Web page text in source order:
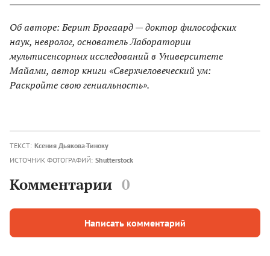
Об авторе: Берит Брогаард — доктор философских
наук, невролог, основатель Лаборатории
мультисенсорных исследований в Университете
Майами, автор книги «Сверхчеловеческий ум:
Раскройте свою гениальность».
ТЕКСТ: Ксения Дьякова-Тиноку
ИСТОЧНИК ФОТОГРАФИЙ: Shutterstock
Комментарии 0
Написать комментарий